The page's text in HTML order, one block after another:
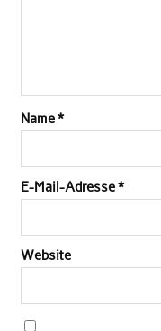
Name*
E-Mail-Adresse*
Website